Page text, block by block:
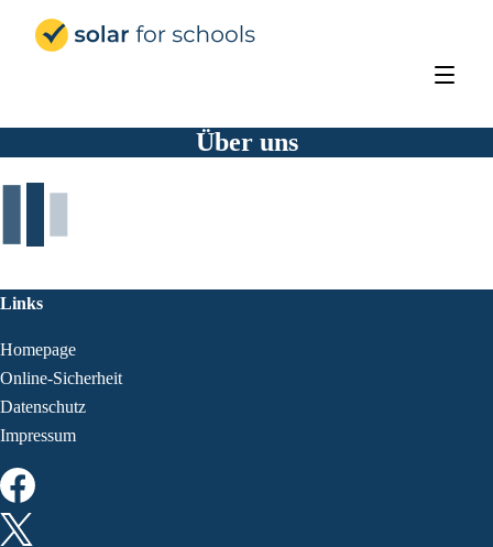
Über uns
Links
Homepage
Online-Sicherheit
Datenschutz
Impressum